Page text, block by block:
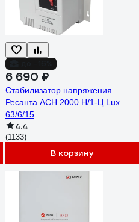
6 690 ₽
Стабилизатор напряжения
Ресанта АСН 2000 Н/1-Ц Lux
63/6/15
4.4
(1133)
В корзину